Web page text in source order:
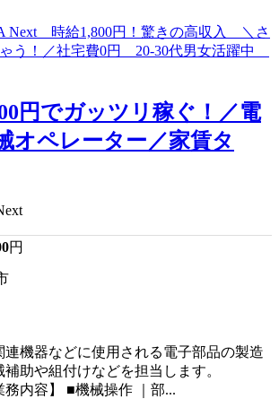
円でガッツリ稼ぐ！／電
オペレーター／家賃タ
円
連機器などに使用される電子部品の製造
補助や組付けなどを担当します。
務内容】 ■機械操作 ｜部...